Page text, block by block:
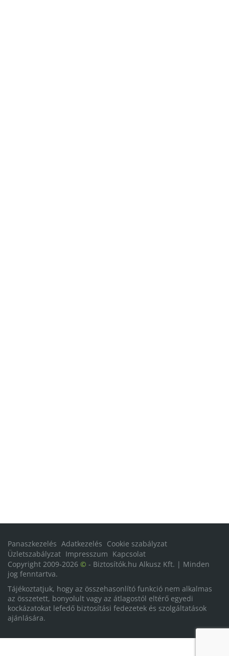
Panaszkezelés Adatkezelés Cookie szabályzat
Üzletszabályzat Impresszum Kapcsolat
Copyright 2009-2026 © - Biztosítók.hu Alkusz Kft. | Minden
jog fenntartva.
Tájékoztatjuk, hogy az összehasonlító funkció nem alkalmas
az összetett, bonyolult vagy az átlagostól eltérő egyedi
kockázatokat lefedő biztosítási fedezetek és szolgáltatások
ajánlására.